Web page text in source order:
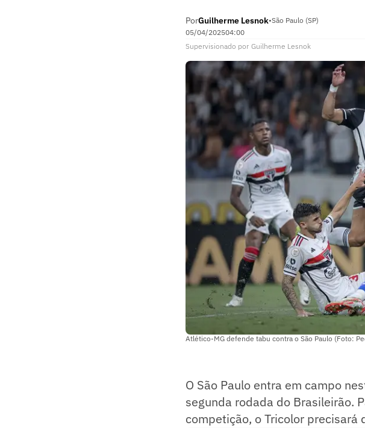
PorGuilherme Lesnok•São Paulo (SP)
05/04/202504:00
Supervisionado por Guilherme Lesnok
Atlético-MG defende tabu contra o São Paulo (Foto:
O São Paulo entra em campo
segunda rodada do Brasileirão.
competição, o Tricolor precisará